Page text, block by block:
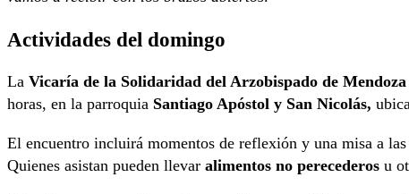
Actividades del domingo
La Vicaría de la Solidaridad del Arzobispado de Mendoza
horas, en la parroquia Santiago Apóstol y San Nicolás,
El encuentro incluirá momentos de reflexión y una misa a
Quienes asistan pueden llevar alimentos no perecederos u